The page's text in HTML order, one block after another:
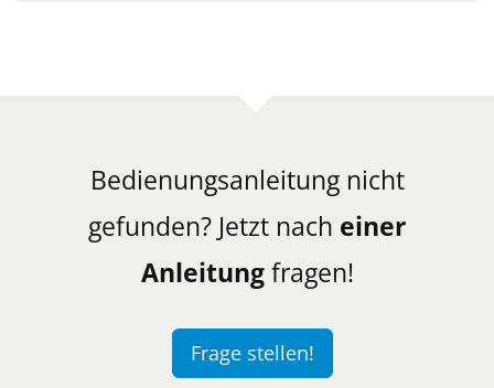
Bedienungsanleitung nicht
gefunden? Jetzt nach einer
Anleitungfragen!
Frage stellen!